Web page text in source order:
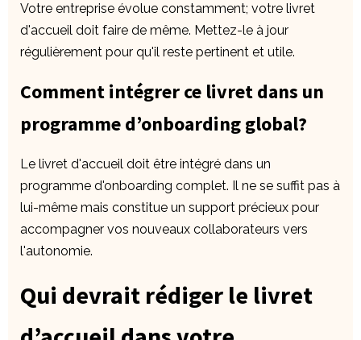
Votre entreprise évolue constamment; votre livret
d'accueil doit faire de même. Mettez-le à jour
régulièrement pour qu'il reste pertinent et utile.
Comment intégrer ce livret dans un
programme d’onboarding global?
Le livret d'accueil doit être intégré dans un
programme d'onboarding complet. Il ne se suffit pas à
lui-même mais constitue un support précieux pour
accompagner vos nouveaux collaborateurs vers
l'autonomie.
Qui devrait rédiger le livret